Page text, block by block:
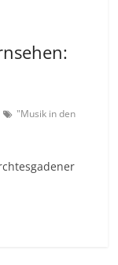
"Musik in den